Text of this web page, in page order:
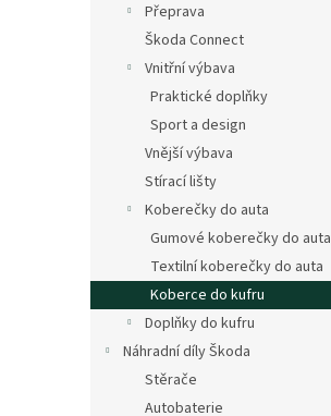
Přeprava
Škoda Connect
Vnitřní výbava
Praktické doplňky
Sport a design
Vnější výbava
Stírací lišty
Koberečky do auta
Gumové koberečky do auta
Textilní koberečky do auta
Koberce do kufru
Doplňky do kufru
Náhradní díly Škoda
Stěrače
Autobaterie